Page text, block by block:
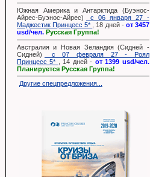
Южная Америка и Антарктида (Буэнос-
Айрес-Буэнос-Айрес)
с 06 января 27 -
Маджестик Принцесс 5*
, 18 дней - от 3457
usd/чел.Русская Группа!
Австралия и Новая Зеландия (Сидней -
Сидней)
с 07 февраля 27 - Роял
Принцесс 5*
, 14 дней - от 1399 usd/чел.
Планируется Русская Группа!
Другие спецпредложения...